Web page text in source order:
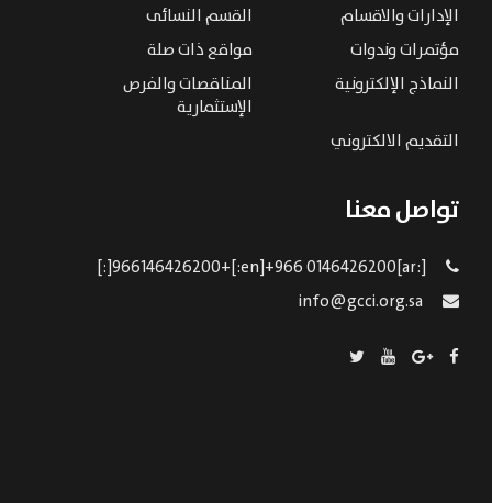
الإدارات والاقسام
القسم النسائى
مؤتمرات وندوات
مواقع ذات صلة
النماذج الإلكترونية
المناقصات والفرص
الإستثمارية
التقديم الالكتروني
تواصل معنا
[:ar]966146426200+[:en]+966 0146426200[:]